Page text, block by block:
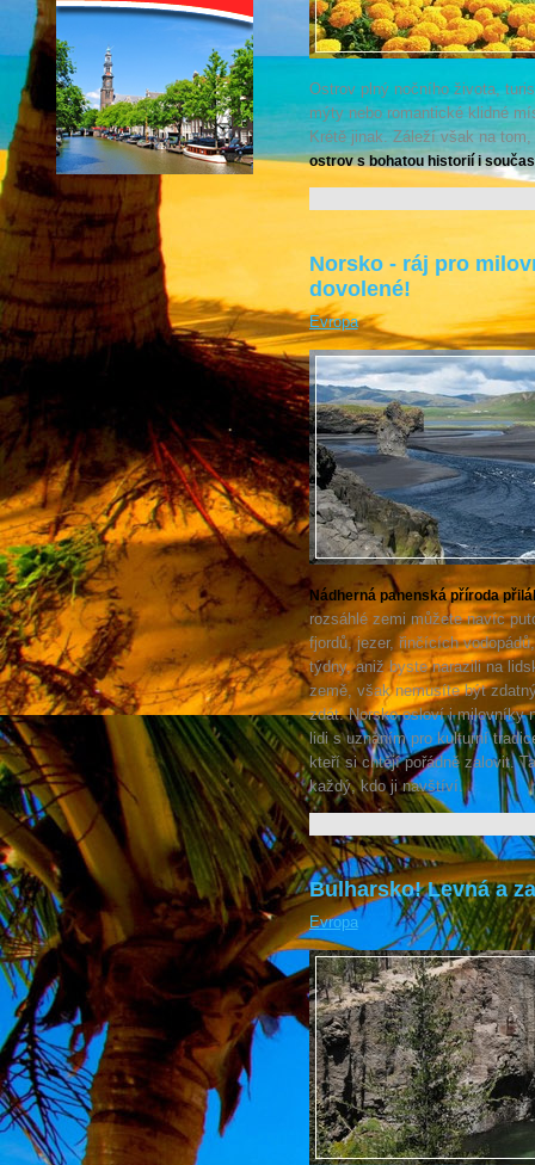
Ostrov plný nočního života,
mýty nebo romantické klidné
Krétě jinak. Záleží však na
ostrov s bohatou historií i
Norsko - ráj pro
dovolené!
Evropa
Nádherná panenská příroda
rozsáhlé zemi můžete navíc
fjordů, jezer, řinčících
týdny, aniž byste narazili na
země, však nemusíte být
zdát. Norsko osloví i milovníky
lidi s uznáním pro kulturní
kteří si chtějí pořádně zalovit.
každý, kdo ji navštíví.
Bulharsko! Levná a
Evropa